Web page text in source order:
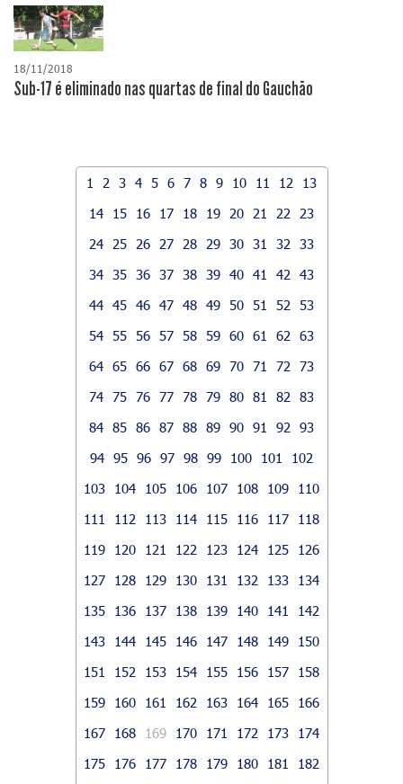
18/11/2018
Sub-17 é eliminado nas quartas de final do Gauchão
1 2 3 4 5 6 7 8 9 10 11 12
13
14
15 16 17 18 19 20 21 22
23
24
25 26 27 28 29 30 31 32
33
34 35 36 37 38 39 40 41 42
43
44 45 46 47 48 49 50 51 52
53
54 55 56 57 58 59 60 61 62
63
64 65 66 67 68 69 70 71 72
73
74 75 76 77 78 79 80 81 82
83
84 85 86 87 88 89 90 91 92
93
94 95 96 97 98 99 100 101
102
103
104 105 106 107 108 109
110
111
112 113 114 115 116 117
118
119
120 121 122 123 124 125
126
127
128 129 130 131 132 133
134
135
136 137 138 139 140 141
142
143
144 145 146 147 148 149
150
151
152 153 154 155 156 157
158
159
160 161 162 163 164 165
166
167
168 169 170 171 172 173
174
175
176 177 178 179 180 181
182